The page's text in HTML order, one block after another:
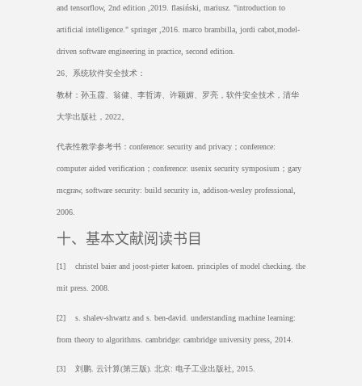
and tensorflow, 2nd edition ,2019. flasiński, mariusz. "introduction to
artificial intelligence." springer ,2016. marco brambilla, jordi cabot,model-
driven software engineering in practice, second edition.
26、系统软件安全技术：
教材：孙玉霞、翁健、李哲涛、许颖媚、罗亮，软件安全技术，清华
大学出版社， 2022。
代表性教学参考书： conference: security and privacy ； conference:
computer aided verification ； conference: usenix security symposium ； gary
mcgraw, software security: build security in, addison-wesley professional,
2006.
十、基本文献阅读书目
[1] christel baier and joost-pieter katoen. principles of model checking. the
mit press. 2008.
[2] s. shalev-shwartz and s. ben-david. understanding machine learning:
from theory to algorithms. cambridge: cambridge university press, 2014.
[3] 刘鹏. 云计算(第三版). 北京: 电子工业出版社, 2015.